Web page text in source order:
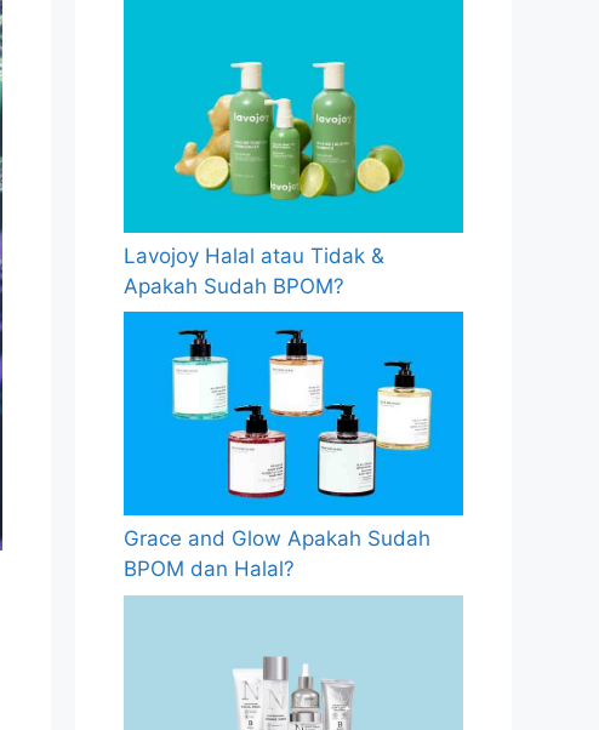
Lavojoy Halal atau Tidak &
Apakah Sudah BPOM?
Grace and Glow Apakah Sudah
BPOM dan Halal?